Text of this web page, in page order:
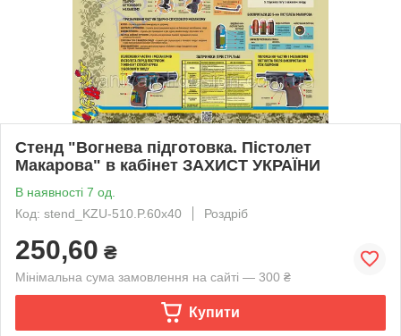
Стенд "Вогнева підготовка. Пістолет
Макарова" в кабінет ЗАХИСТ УКРАЇНИ
В наявності 7 од.
Код: stend_KZU-510.P.60x40
Роздріб
250,60 ₴
Мінімальна сума замовлення на сайті — 300 ₴
Купити